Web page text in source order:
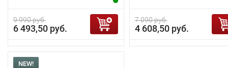
9 990 руб.
6 493,50 руб.
7 090 руб.
4 608,50 руб.
NEW!